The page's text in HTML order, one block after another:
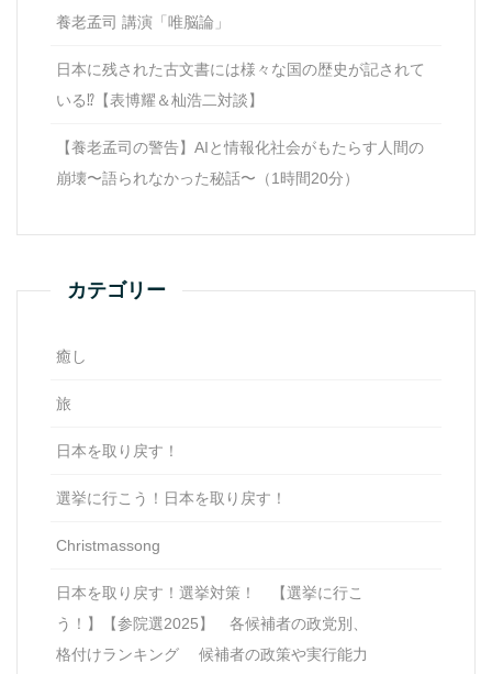
養老孟司 講演「唯脳論」
日本に残された古文書には様々な国の歴史が記されて
いる⁉【表博耀＆杣浩二対談】
【養老孟司の警告】AIと情報化社会がもたらす人間の
崩壊〜語られなかった秘話〜（1時間20分）
カテゴリー
癒し
旅
日本を取り戻す！
選挙に行こう！日本を取り戻す！
Christmassong
日本を取り戻す！選挙対策！ 【選挙に行こ
う！】【参院選2025】 各候補者の政党別、
格付けランキング 候補者の政策や実行能力